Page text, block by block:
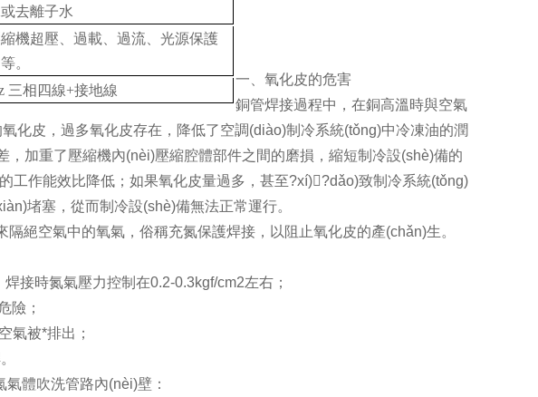
去離子水
縮機超壓、過載、過流、光源保護
等。
三相四線+接地線
一、氧化皮的危害
銅管焊接過程中，在銅高溫時與空氣
的氧化皮，過多氧化皮存在，降低了空調(diào)制冷系統(tǒng)中冷凍油的潤
，加重了壓縮機內(nèi)壓縮腔體部件之間的磨損，縮短制冷設(shè)備的
工作能效比降低；如果氧化皮量過多，甚至?xí)?dǎo)致制冷系統(tǒng)
塞，從而制冷設(shè)備無法正常運行。
氣中的氧氣，俗稱充氮保護焊接，以阻止氧化皮的產(chǎn)生。
時氮氣壓力控制在0.2-0.3kgf/cm2左右；
險；
氣被*排出；
氣體吹洗管路內(nèi)壁：